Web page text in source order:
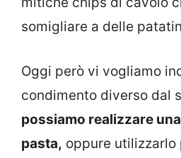
somigliare a delle
Oggi però vi vogliamo
condimento diverso dal
possiamo realizzare
pasta, oppure utilizzarlo